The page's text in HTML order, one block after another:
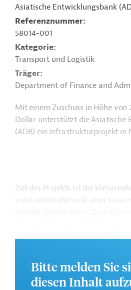
Asiatische Entwicklungsbank
Referenznummer
58014-001
Kategorie
Transport und Logistik
Träger
Department of Finance and
Mit einem Zuschuss in Höhe von
Dollar unterstützt die Asiatische
(ADB) ein Infrastrukturprojekt in
Ziel des Projekts ist die
von Landstraßen mit einer
Verkehrssicherheit erhöht und
Projekts sollen ferner die
den Bereichen Straßenverkehr
und Risikomanagement sowie
Bitte melden Sie
diesen Inhalt